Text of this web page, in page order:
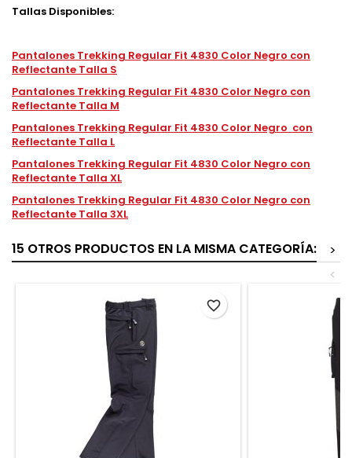
Tallas Disponibles:
Pantalones Trekking Regular Fit 4830 Color Negro con
Reflectante Talla S
Pantalones Trekking Regular Fit 4830 Color Negro con
Reflectante Talla M
Pantalones Trekking Regular Fit 4830 Color Negro con
Reflectante Talla L
Pantalones Trekking Regular Fit 4830 Color Negro con
Reflectante Talla XL
Pantalones Trekking Regular Fit 4830 Color Negro con
Reflectante Talla 3XL
15 OTROS PRODUCTOS EN LA MISMA CATEGORÍA:
>
<
favorite_border